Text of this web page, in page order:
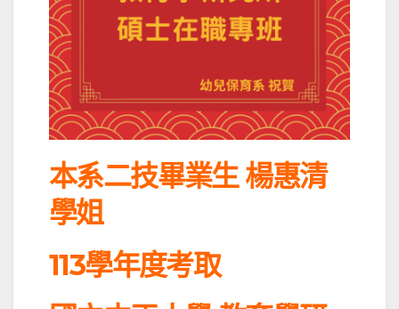
本系二技畢業生 楊惠清
學姐
113學年度考取